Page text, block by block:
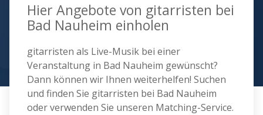
Hier Angebote von gitarristen bei
Bad Nauheim einholen
gitarristen als Live-Musik bei einer
Veranstaltung in Bad Nauheim gewünscht?
Dann können wir Ihnen weiterhelfen! Suchen
und finden Sie gitarristen bei Bad Nauheim
oder verwenden Sie unseren Matching-Service.